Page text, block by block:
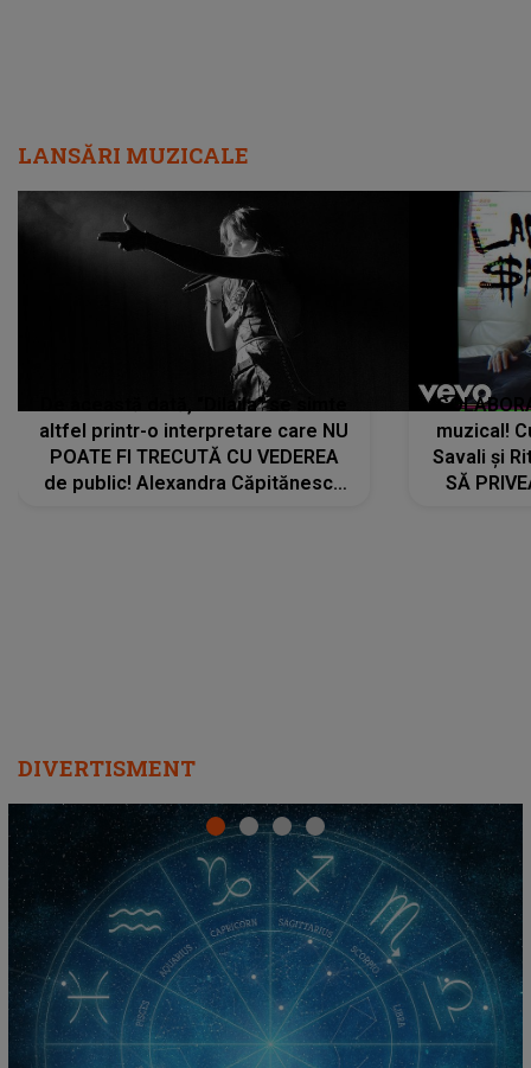
LANSĂRI MUZICALE
De această dată, "Dilaila" se simte
altfel printr-o interpretare care NU
POATE FI TRECUTĂ CU VEDEREA
de public! Alexandra Căpitănescu
muzical!
Savali și
SĂ
DIVERTISMENT